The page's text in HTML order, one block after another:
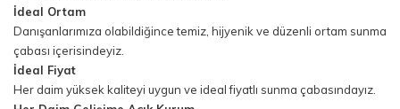
İdeal Ortam
Danışanlarımıza olabildiğince temiz, hijyenik ve düzenli ortam sunma
çabası içerisindeyiz.
İdeal Fiyat
Her daim yüksek kaliteyi uygun ve ideal fiyatlı sunma çabasındayız.